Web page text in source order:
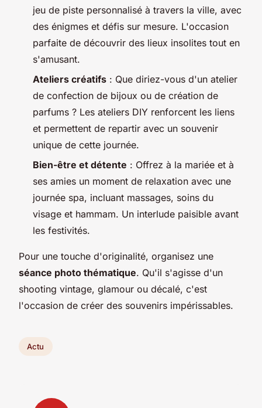
jeu de piste personnalisé à travers la ville, avec
des énigmes et défis sur mesure. L'occasion
parfaite de découvrir des lieux insolites tout en
s'amusant.
Ateliers créatifs : Que diriez-vous d'un atelier
de confection de bijoux ou de création de
parfums ? Les ateliers DIY renforcent les liens
et permettent de repartir avec un souvenir
unique de cette journée.
Bien-être et détente : Offrez à la mariée et à
ses amies un moment de relaxation avec une
journée spa, incluant massages, soins du
visage et hammam. Un interlude paisible avant
les festivités.
Pour une touche d'originalité, organisez une
séance photo thématique. Qu'il s'agisse d'un
shooting vintage, glamour ou décalé, c'est
l'occasion de créer des souvenirs impérissables.
Actu